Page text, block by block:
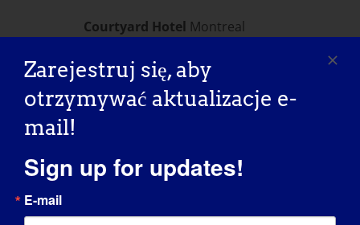
Courtyard Hotel Montreal
Poprzedni dzień Następny dzień
Zarejestruj się, aby
otrzymywać aktualizacje e-
mail!
Sign up for updates!
E-mail